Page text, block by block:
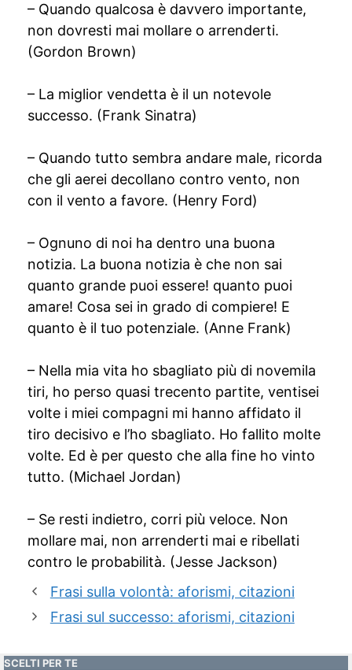
– Quando qualcosa è davvero importante,
non dovresti mai mollare o arrenderti.
(Gordon Brown)
– La miglior vendetta è il un notevole
successo. (Frank Sinatra)
– Quando tutto sembra andare male, ricorda
che gli aerei decollano contro vento, non
con il vento a favore. (Henry Ford)
– Ognuno di noi ha dentro una buona
notizia. La buona notizia è che non sai
quanto grande puoi essere! quanto puoi
amare! Cosa sei in grado di compiere! E
quanto è il tuo potenziale. (Anne Frank)
– Nella mia vita ho sbagliato più di novemila
tiri, ho perso quasi trecento partite, ventisei
volte i miei compagni mi hanno affidato il
tiro decisivo e l’ho sbagliato. Ho fallito molte
volte. Ed è per questo che alla fine ho vinto
tutto. (Michael Jordan)
– Se resti indietro, corri più veloce. Non
mollare mai, non arrenderti mai e ribellati
contro le probabilità. (Jesse Jackson)
Frasi sulla volontà: aforismi, citazioni
Frasi sul successo: aforismi, citazioni
SCELTI PER TE